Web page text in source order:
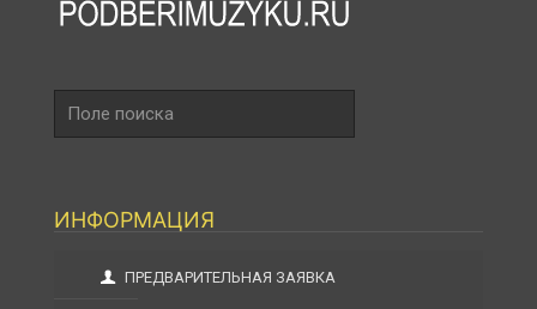
поиска
ИНФОРМАЦИЯ
ПРЕДВАРИТЕЛЬНАЯ ЗАЯВКА